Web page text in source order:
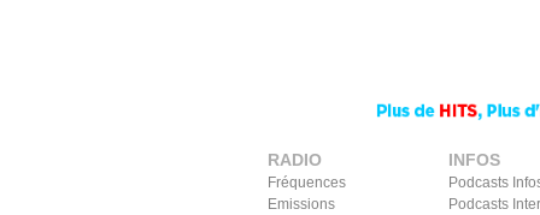
RADIO
Fréquences
Emissions
INFOS
Podcasts
Podcasts